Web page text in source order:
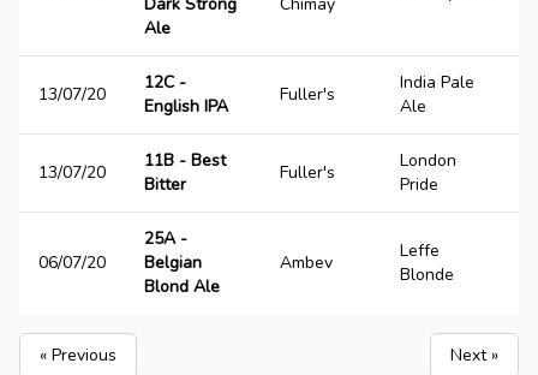
Ale
13/07/20
12C -
English IPA
Fuller's
India Pale
Ale
13/07/20
11B - Best
Bitter
Fuller's
London
Pride
06/07/20
25A -
Belgian
Blond Ale
Ambev
Leffe
Blonde
« Previous Next »